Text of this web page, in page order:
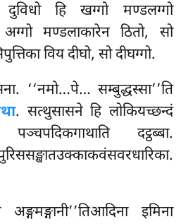
हि खग्गो मण्डलग्गो
मण्डलाकारेन ठितो, सो
विय दीघो, सो दीघग्गो.
‘‘नमो…पे… सम्बुद्धस्सा’’ति
. सत्थुसासने हि लोकियच्छन्दं
दट्ठब्बा.
इमिना